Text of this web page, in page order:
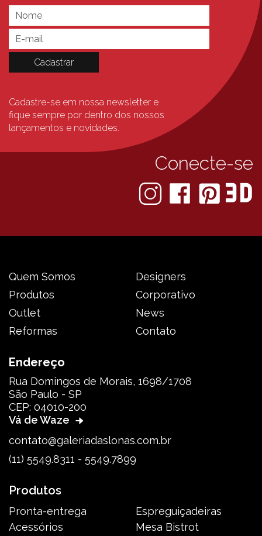
Cadastre-se em nossa newsletter e
fique sempre por dentro dos nossos
lançamentos e novidades.
Conecte-se
Quem Somos
Produtos
Outlet
Reformas
Designers
Corporativo
News
Contato
Endereço
Rua Domingos de Morais, 1698/1708
São Paulo - SP
CEP: 04010-200
Vá de Waze
contato@galeriadaslonas.com.br
(11) 5549.8311 - 5549.7899
Produtos
Pronta-entrega
Acessórios
Espreguiçadeiras
Mesa Bistrot